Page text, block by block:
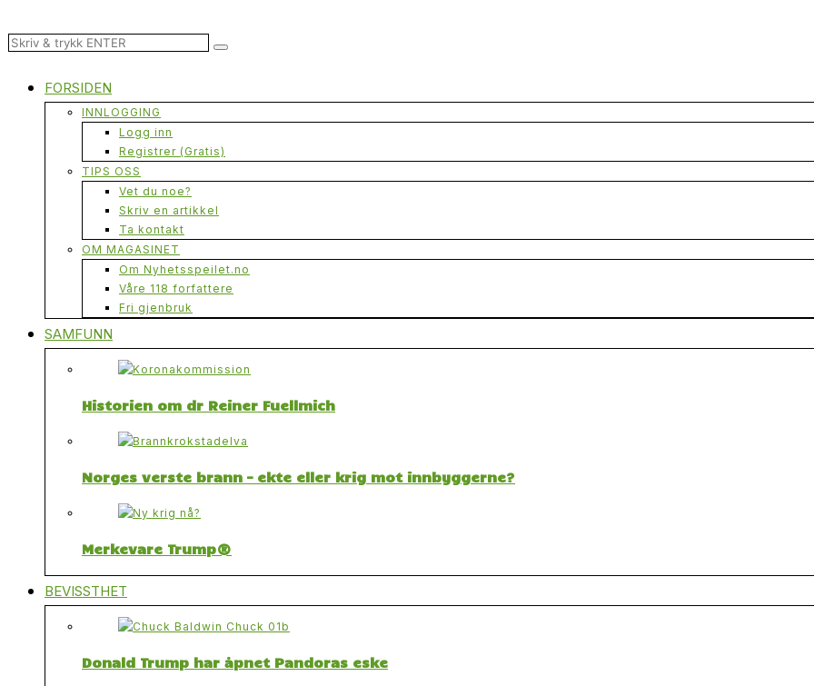
FORSIDEN
INNLOGGING
Logg inn
Registrer (Gratis)
TIPS OSS
Vet du noe?
Skriv en artikkel
Ta kontakt
OM MAGASINET
Om Nyhetsspeilet.no
Våre 118 forfattere
Fri gjenbruk
SAMFUNN
Historien om dr Reiner Fuellmich
Norges verste brann – ekte eller krig mot innbyggerne?
Merkevare Trump®
BEVISSTHET
Donald Trump har åpnet Pandoras eske